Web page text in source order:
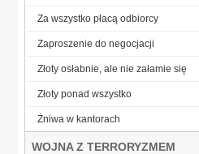
Za wszystko płacą odbiorcy
Zaproszenie do negocjacji
Złoty osłabnie, ale nie załamie się
Złoty ponad wszystko
Żniwa w kantorach
WOJNA Z TERRORYZMEM